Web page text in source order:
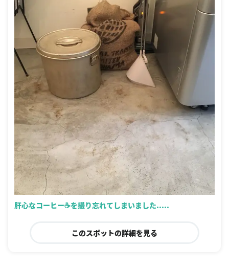
肝心なコーヒー☕️を撮り忘れてしまいました.....
このスポットの詳細を見る